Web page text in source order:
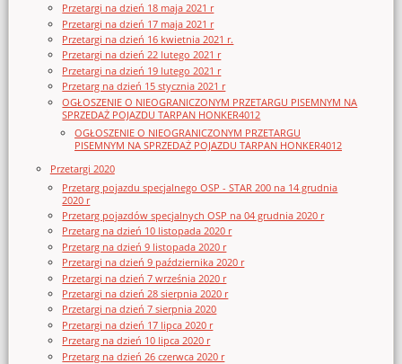
Przetargi na dzień 18 maja 2021 r
Przetargi na dzień 17 maja 2021 r
Przetargi na dzień 16 kwietnia 2021 r.
Przetargi na dzień 22 lutego 2021 r
Przetargi na dzień 19 lutego 2021 r
Przetarg na dzień 15 stycznia 2021 r
OGŁOSZENIE O NIEOGRANICZONYM PRZETARGU PISEMNYM NA
SPRZEDAŻ POJAZDU TARPAN HONKER4012
OGŁOSZENIE O NIEOGRANICZONYM PRZETARGU
PISEMNYM NA SPRZEDAŻ POJAZDU TARPAN HONKER4012
Przetargi 2020
Przetarg pojazdu specjalnego OSP - STAR 200 na 14 grudnia
2020 r
Przetarg pojazdów specjalnych OSP na 04 grudnia 2020 r
Przetarg na dzień 10 listopada 2020 r
Przetarg na dzień 9 listopada 2020 r
Przetargi na dzień 9 października 2020 r
Przetargi na dzień 7 września 2020 r
Przetargi na dzień 28 sierpnia 2020 r
Przetargi na dzień 7 sierpnia 2020
Przetargi na dzień 17 lipca 2020 r
Przetarg na dzień 10 lipca 2020 r
Przetarg na dzień 26 czerwca 2020 r